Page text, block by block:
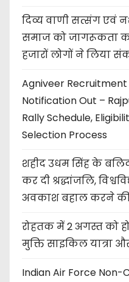
दिव्य वाणी सत्संग एवं
समाज को जागरूकता
हजारों लोगों ने लिया
Agniveer
Notification Out –
Rally Schedule,
Selection Process
शहीद उधम सिंह के
कर दी श्रद्धांजलि,
अवकाश बहाल करने की
रोहतक में 2 अगस्त को
मुक्ति साइकिल यात्रा
Indian Air Force